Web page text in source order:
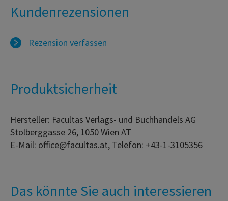
Kundenrezensionen
Rezension verfassen
Produktsicherheit
Hersteller: Facultas Verlags- und Buchhandels AG
Stolberggasse 26, 1050 Wien AT
E-Mail: office@facultas.at, Telefon: +43-1-3105356
Das könnte Sie auch interessieren